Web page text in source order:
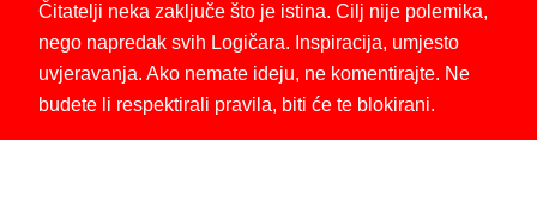
Čitatelji neka zaključe što je istina. Cilj nije polemika,
nego napredak svih Logičara. Inspiracija, umjesto
uvjeravanja. Ako nemate ideju, ne komentirajte. Ne
budete li respektirali pravila, biti će te blokirani.